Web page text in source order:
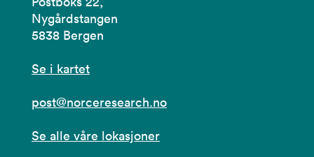
Nygårdstangen
5838 Bergen
Se i kartet
post@norceresearch.no
Se alle våre lokasjoner